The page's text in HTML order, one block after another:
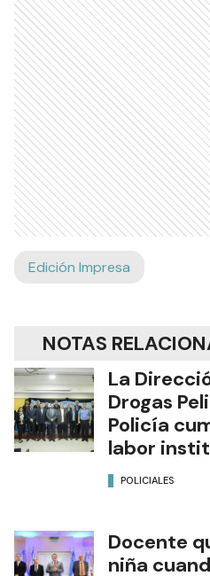
Edición Impresa
NOTAS
La
Drogas
Policía
labor
POLICIALES
Docente
niña